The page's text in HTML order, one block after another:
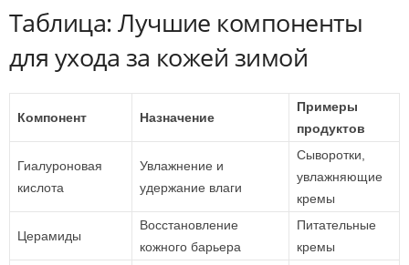
Таблица: Лучшие компоненты
для ухода за кожей зимой
Компонент Назначение
Примеры
продуктов
Гиалуроновая
кислота
Увлажнение и
удержание влаги
Сыворотки,
увлажняющие
кремы
Церамиды
Восстановление
кожного барьера
Питательные
кремы